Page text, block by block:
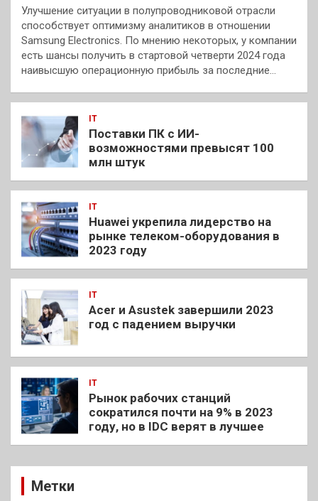
Улучшение ситуации в полупроводниковой отрасли
способствует оптимизму аналитиков в отношении
Samsung Electronics. По мнению некоторых, у компании
есть шансы получить в стартовой четверти 2024 года
наивысшую операционную прибыль за последние…
IT
Поставки ПК с ИИ-
возможностями превысят 100
млн штук
IT
Huawei укрепила лидерство на
рынке телеком-оборудования в
2023 году
IT
Acer и Asustek завершили 2023
год с падением выручки
IT
Рынок рабочих станций
сократился почти на 9% в 2023
году, но в IDC верят в лучшее
Метки